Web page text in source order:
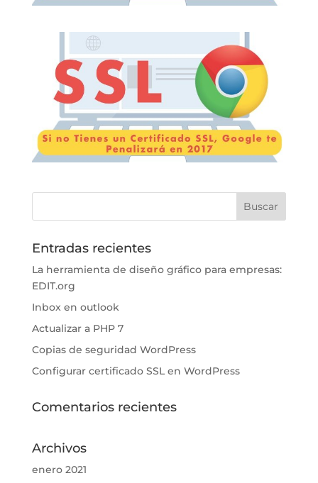
Entradas recientes
La herramienta de diseño gráfico para empresas:
EDIT.org
Inbox en outlook
Actualizar a PHP 7
Copias de seguridad WordPress
Configurar certificado SSL en WordPress
Comentarios recientes
Archivos
enero 2021